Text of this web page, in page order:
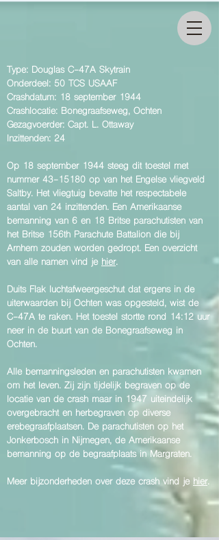
Type: Douglas C-47A Skytrain
Onderdeel: 50 TCS USAAF
Crashdatum: 18 september 1944
Crashlocatie: Bonegraafseweg, Ochten
Gezagvoerder: Capt. L. Ottaway
Inzittenden: 24
Op 18 september 1944 steeg dit toestel met
nummer 43-15180 op van het Engelse vliegveld
Saltby. Het vliegtuig bevatte het respectabele
aantal van 24 inzittenden. Een Amerikaanse
bemanning van 6 en 18 Britse parachutisten van
het Britse 156th Parachute Battalion die bij
Arnhem zouden worden gedropt. Een overzicht
van alle namen vind je hier.
Duits Flak luchtafweergeschut dat ergens in de
uiterwaarden bij Ochten was opgesteld, wist de
C-47A te raken. Het toestel stortte rond 14:12 uur
neer in de buurt van de Bonegraafseweg in
Ochten.
Alle bemanningsleden en parachutisten kwamen
om het leven. Zij zijn tijdelijk begraven op de
locatie van de crash maar in 1947 uiteindelijk
overgebracht en herbegraven op diverse
erebegraafplaatsen. De parachutisten op het
Jonkerbosch in Nijmegen, de Amerikaanse
bemanning op de begraafplaats in Margraten.
Meer bijzonderheden over deze crash vind je hier.